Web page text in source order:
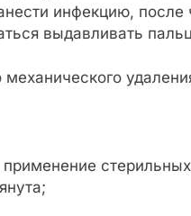
инфекцию, после
выдавливать